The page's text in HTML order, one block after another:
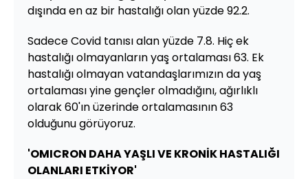
dışında en az bir hastalığı olan yüzde 92.2.
Sadece Covid tanısı alan yüzde 7.8. Hiç ek
hastalığı olmayanların yaş ortalaması 63. Ek
hastalığı olmayan vatandaşlarımızın da yaş
ortalaması yine gençler olmadığını, ağırlıklı
olarak 60'ın üzerinde ortalamasının 63
olduğunu görüyoruz.
'OMICRON DAHA YAŞLI VE KRONİK HASTALIĞI
OLANLARI ETKİYOR'